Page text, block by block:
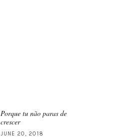
Porque tu não paras de
crescer
JUNE 20, 2018